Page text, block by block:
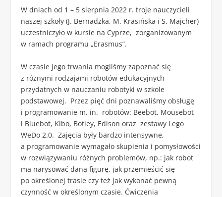
W dniach od 1 – 5 sierpnia 2022 r. troje nauczycieli
naszej szkoły (J. Bernadzka, M. Krasińska i S. Majcher)
uczestniczyło w kursie na Cyprze, zorganizowanym
w ramach programu „Erasmus”.
W czasie jego trwania mogliśmy zapoznać się
z różnymi rodzajami robotów edukacyjnych
przydatnych w nauczaniu robotyki w szkole
podstawowej. Przez pięć dni poznawaliśmy obsługę
i programowanie m. in. robotów: Beebot, Mousebot
i Bluebot, Kibo, Botley, Edison oraz zestawy Lego
WeDo 2.0. Zajęcia były bardzo intensywne,
a programowanie wymagało skupienia i pomysłowości
w rozwiązywaniu różnych problemów, np.: jak robot
ma narysować daną figurę, jak przemieścić się
po określonej trasie czy też jak wykonać pewną
czynność w określonym czasie. Ćwiczenia